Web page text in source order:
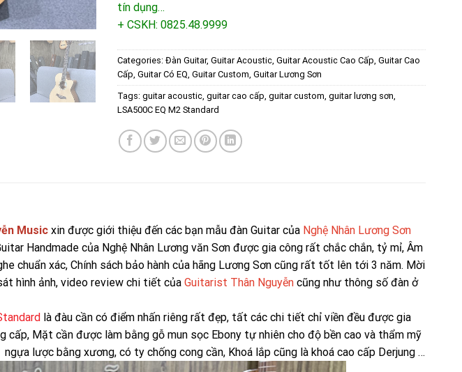
tín dụng…
+ CSKH: 0825.48.9999
Categories: Đàn Guitar, Guitar Acoustic, Guitar Acoustic Cao Cấp, Guitar Cao
Cấp, Guitar Có EQ, Guitar Custom, Guitar Lương Sơn
Tags: guitar acoustic, guitar cao cấp, guitar custom, guitar lương sơn,
LSA500C EQ M2 Standard
Music xin được giới thiệu đến các bạn mẫu đàn Guitar của Nghệ Nhân Lương Sơn
Handmade của Nghệ Nhân Lương văn Sơn được gia công rất chắc chắn, tỷ mỉ, Âm
chuẩn xác, Chính sách bảo hành của hãng Lương Sơn cũng rất tốt lên tới 3 năm. Mời
hình ảnh, video review chi tiết của Guitarist Thân Nguyễn cũng như thông số đàn ở
là đàu cần có điểm nhấn riêng rất đẹp, tất các chi tiết chỉ viền đều được gia
cấp, Mặt cần được làm bằng gỗ mun sọc Ebony tự nhiên cho độ bền cao và thẩm mỹ
lược bằng xương, có ty chống cong cần, Khoá lắp cũng là khoá cao cấp Derjung …